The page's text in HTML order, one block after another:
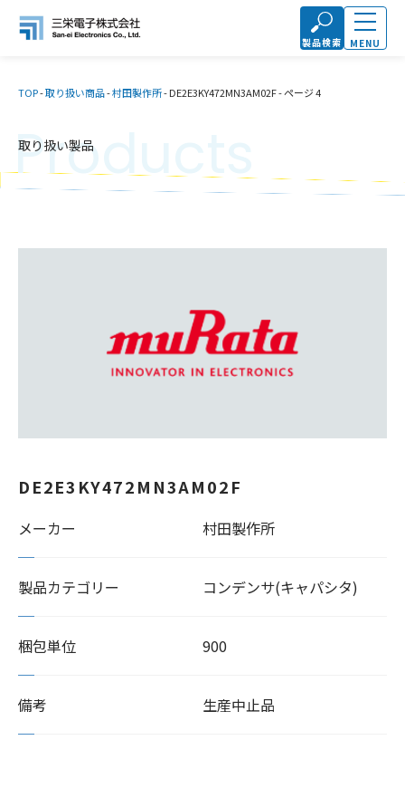
製品検索 MENU
TOP-取り扱い商品-村田製作所-DE2E3KY472MN3AM02F-ページ 4
取り扱い製品
Products
DE2E3KY472MN3AM02F
メーカー 村田製作所
製品カテゴリー コンデンサ(キャパシタ)
梱包単位 900
備考 生産中止品